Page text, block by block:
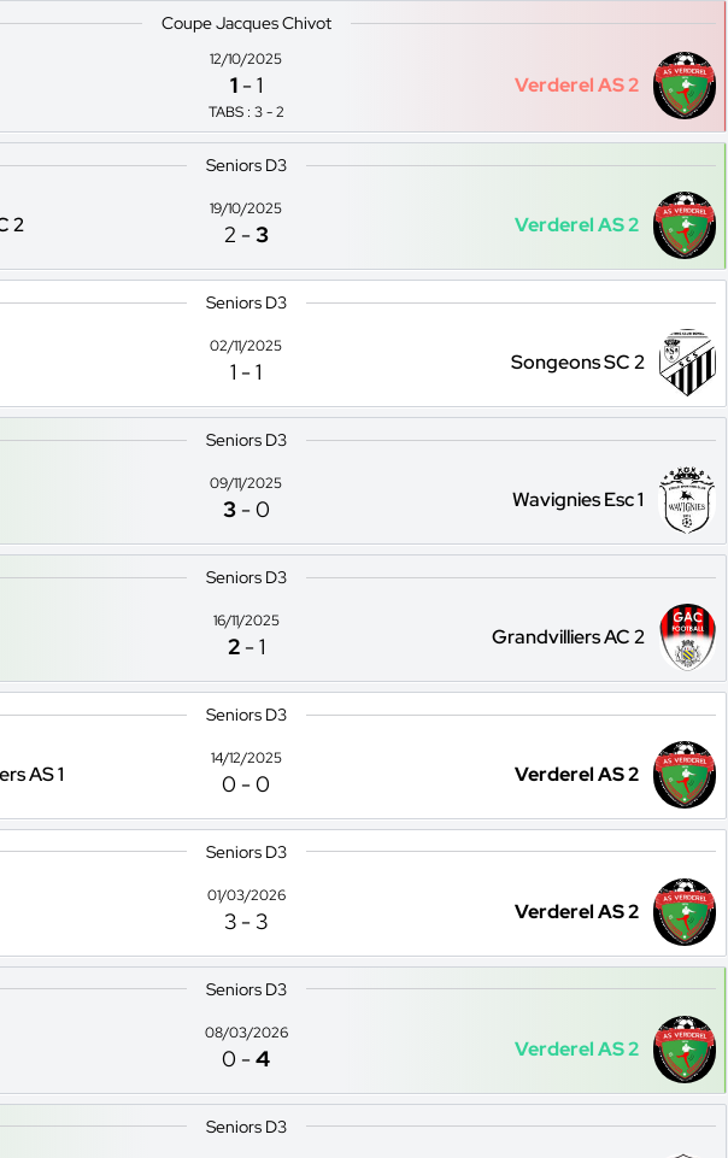
Coupe Jacques Chivot
12/10/2025
1 -1
TABS : 3 - 2
Verderel AS 2
Seniors D3
2
19/10/2025
2 -3 Verderel AS 2
Seniors D3
02/11/2025
1 -1 Songeons SC 2
Seniors D3
09/11/2025
3 -0 Wavignies Esc 1
Seniors D3
16/11/2025
2 -1 Grandvilliers AC 2
Seniors D3
AS 1
14/12/2025
0 -0 Verderel AS 2
Seniors D3
01/03/2026
3 - 3 Verderel AS 2
Seniors D3
08/03/2026
0 -4 Verderel AS 2
Seniors D3